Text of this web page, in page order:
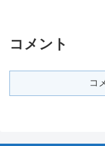
コメント
コ